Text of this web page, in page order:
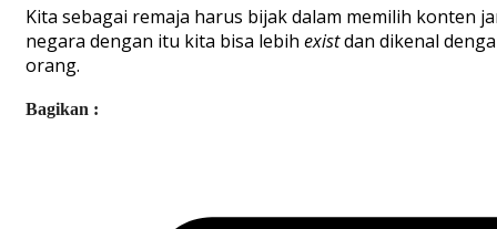
Kita sebagai remaja harus bijak dalam memilih
negara dengan itu kita bisa lebih existdan dikenal
orang.
Bagikan :